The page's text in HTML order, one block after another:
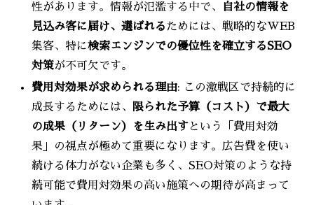
性があります。情報が氾濫する中で、
自社の情報を
見込み客に届け、選ばれる ためには、戦略的なWEB
集客、特に検索エンジンでの優位性を確立するSEO
対策が不可欠です。
費用対効果が求められる理由: この激戦区で持続的に
成長するためには、
限られた予算（コスト）で最大
の成果（リターン）を生み出すという「費用対効
果」の視点が極めて重要になります。広告費を使い
続ける体力がない企業も多く、SEO対策のような持
続可能で費用対効果の高い施策への期待が高まって